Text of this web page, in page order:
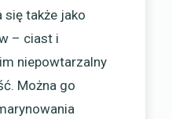
się także jako
– ciast i
niepowtarzalny
Można go